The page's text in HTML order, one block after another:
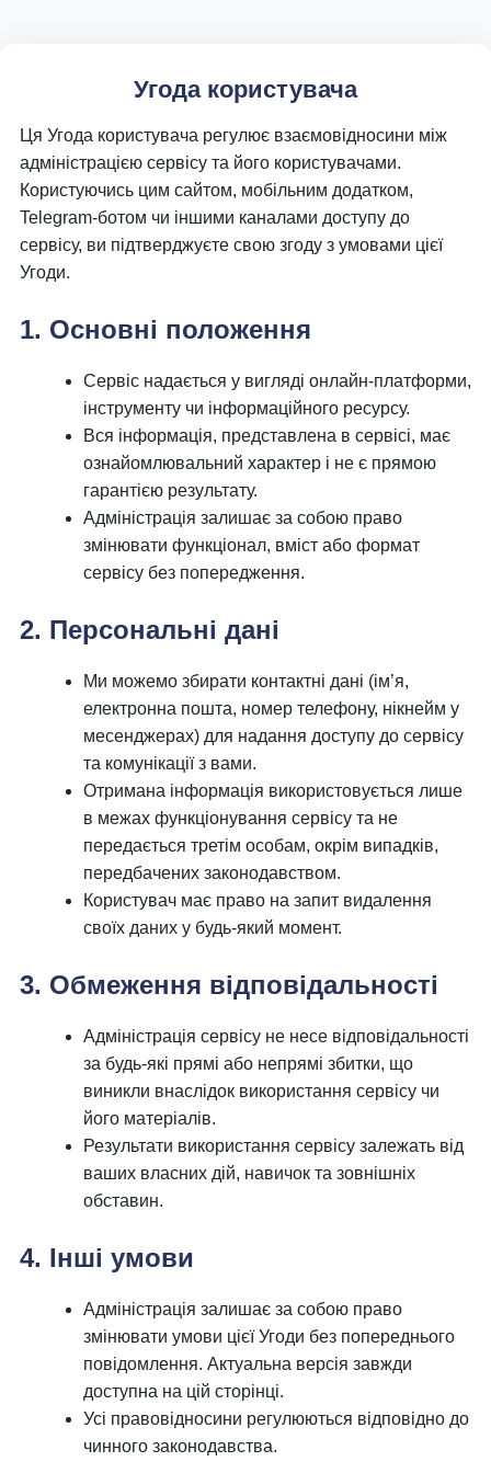
Угода користувача
Ця Угода користувача регулює взаємовідносини між
адміністрацією сервісу та його користувачами.
Користуючись цим сайтом, мобільним додатком,
Telegram-ботом чи іншими каналами доступу до
сервісу, ви підтверджуєте свою згоду з умовами цієї
Угоди.
1. Основні положення
Сервіс надається у вигляді онлайн-платформи,
інструменту чи інформаційного ресурсу.
Вся інформація, представлена в сервісі, має
ознайомлювальний характер і не є прямою
гарантією результату.
Адміністрація залишає за собою право
змінювати функціонал, вміст або формат
сервісу без попередження.
2. Персональні дані
Ми можемо збирати контактні дані (ім’я,
електронна пошта, номер телефону, нікнейм у
месенджерах) для надання доступу до сервісу
та комунікації з вами.
Отримана інформація використовується лише
в межах функціонування сервісу та не
передається третім особам, окрім випадків,
передбачених законодавством.
Користувач має право на запит видалення
своїх даних у будь-який момент.
3. Обмеження відповідальності
Адміністрація сервісу не несе відповідальності
за будь-які прямі або непрямі збитки, що
виникли внаслідок використання сервісу чи
його матеріалів.
Результати використання сервісу залежать від
ваших власних дій, навичок та зовнішніх
обставин.
4. Інші умови
Адміністрація залишає за собою право
змінювати умови цієї Угоди без попереднього
повідомлення. Актуальна версія завжди
доступна на цій сторінці.
Усі правовідносини регулюються відповідно до
чинного законодавства.